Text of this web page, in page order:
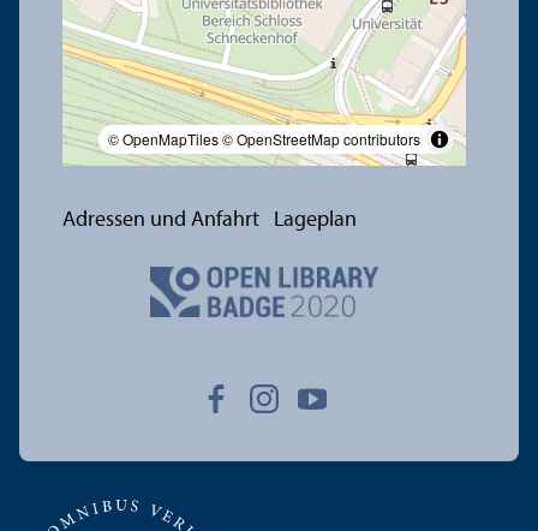
© OpenMapTiles© OpenStreetMap contributors
Adressen und Anfahrt Lageplan